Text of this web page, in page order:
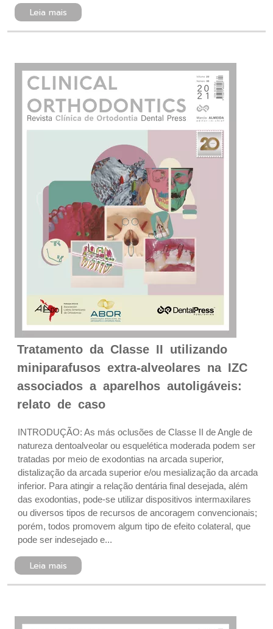
Leia mais
Tratamento da Classe II utilizando
miniparafusos extra-alveolares na IZC
associados a aparelhos autoligáveis:
relato de caso
INTRODUÇÃO: As más oclusões de Classe II de Angle de
natureza dentoalveolar ou esquelética moderada podem ser
tratadas por meio de exodontias na arcada superior,
distalização da arcada superior e/ou mesialização da arcada
inferior. Para atingir a relação dentária final desejada, além
das exodontias, pode-se utilizar dispositivos intermaxilares
ou diversos tipos de recursos de ancoragem convencionais;
porém, todos promovem algum tipo de efeito colateral, que
pode ser indesejado e...
Leia mais